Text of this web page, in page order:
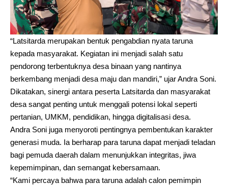
“Latsitarda merupakan bentuk pengabdian nyata taruna
kepada masyarakat. Kegiatan ini menjadi salah satu
pendorong terbentuknya desa binaan yang nantinya
berkembang menjadi desa maju dan mandiri,” ujar Andra Soni.
Dikatakan, sinergi antara peserta Latsitarda dan masyarakat
desa sangat penting untuk menggali potensi lokal seperti
pertanian, UMKM, pendidikan, hingga digitalisasi desa.
Andra Soni juga menyoroti pentingnya pembentukan karakter
generasi muda. Ia berharap para taruna dapat menjadi teladan
bagi pemuda daerah dalam menunjukkan integritas, jiwa
kepemimpinan, dan semangat kebersamaan.
“Kami percaya bahwa para taruna adalah calon pemimpin